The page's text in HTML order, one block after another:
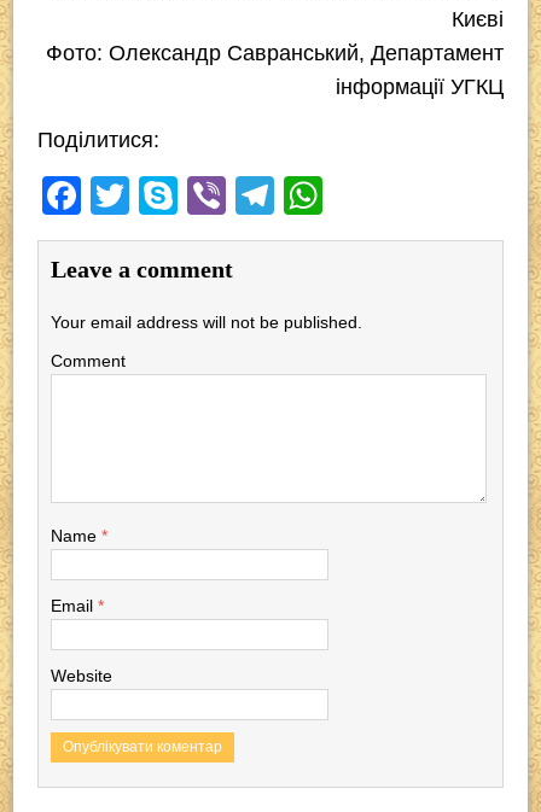
Києві
Фото: Олександр Савранський, Департамент
інформації УГКЦ
Поділитися:
F
a
c
e
b
o
T
wi
tt
er
S
ky
p
e
Vi
b
er
T
el
gr
m
h
s
p
Leave a comment
Your email address will not be published.
Comment
Name*
Email*
Website